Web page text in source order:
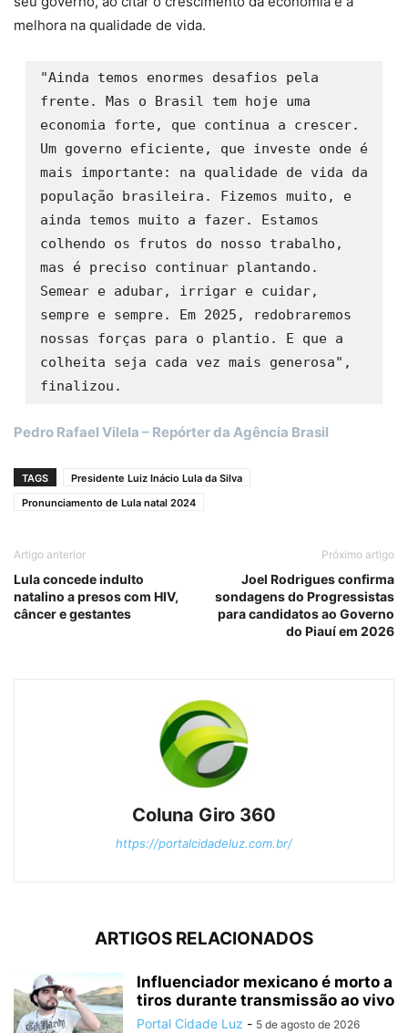
melhora na qualidade de vida.
"Ainda temos enormes desafios pela
frente. Mas o Brasil tem hoje uma
economia forte, que continua a crescer.
Um governo eficiente, que investe onde é
mais importante: na qualidade de vida da
população brasileira. Fizemos muito, e
ainda temos muito a fazer. Estamos
colhendo os frutos do nosso trabalho,
mas é preciso continuar plantando.
Semear e adubar, irrigar e cuidar,
sempre e sempre. Em 2025, redobraremos
nossas forças para o plantio. E que a
colheita seja cada vez mais generosa",
finalizou.
Pedro Rafael Vilela – Repórter da Agência Brasil
TAGS
Presidente Luiz Inácio Lula da Silva
Pronunciamento de Lula natal 2024
Artigo anterior
Lula concede indulto
natalino a presos com HIV,
câncer e gestantes
Próximo artigo
Joel Rodrigues confirma
sondagens do Progressistas
para candidatos ao Governo
do Piauí em 2026
Coluna Giro 360
https://portalcidadeluz.com.br/
ARTIGOS RELACIONADOS
Influenciador mexicano é morto a
tiros durante transmissão ao vivo
Portal Cidade Luz - 5 de agosto de 2026